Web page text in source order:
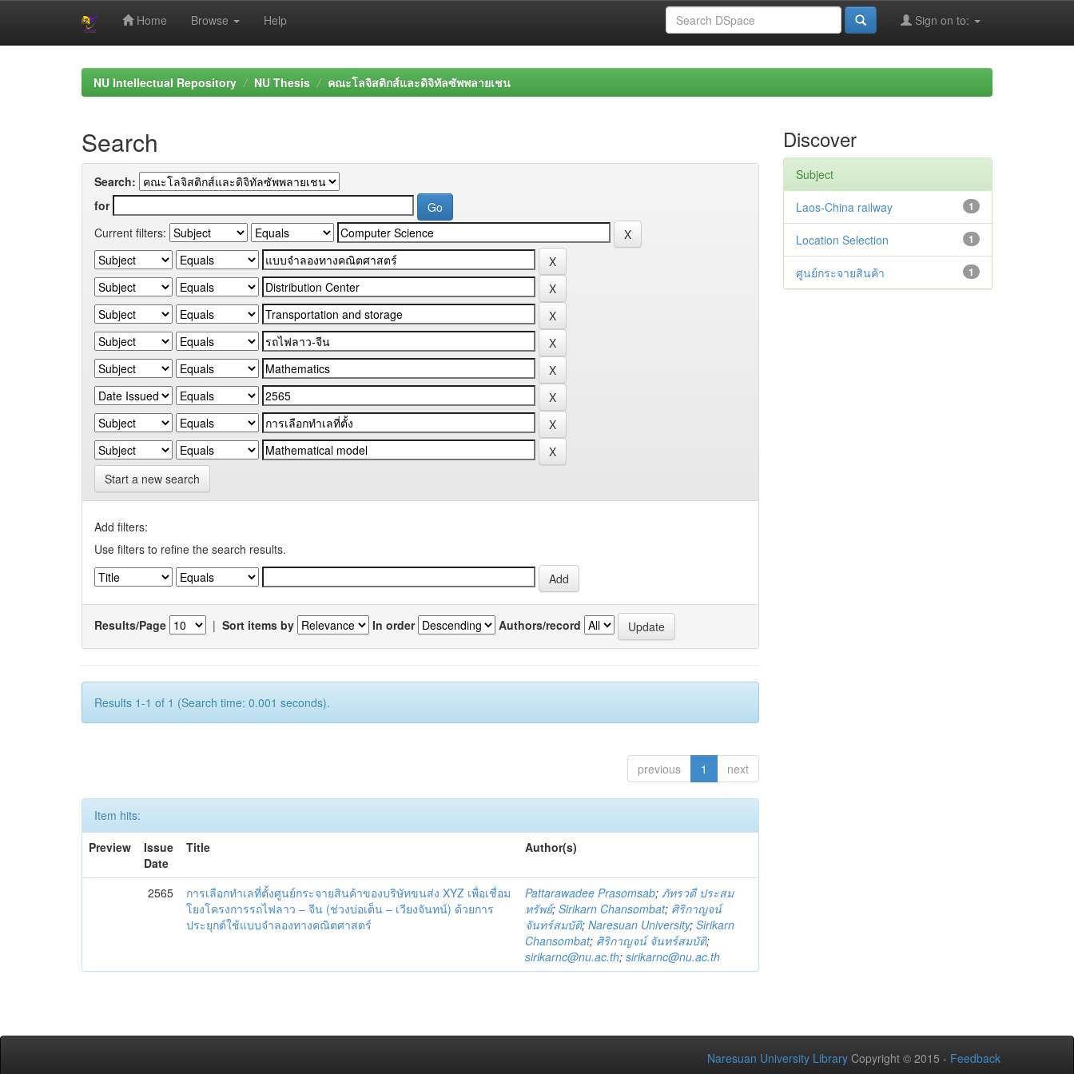
Home Browse Help Sign on to:
NU Intellectual Repository NU Thesis คณะโลจิสติกส์และดิจิทัลซัพพลายเชน
Search
Search:
for
Current filters:
Start a new search
Add filters:
Use filters to refine the search results.
Results/Page | Sort items by In order Authors/record
Results 1-1 of 1 (Search time: 0.001 seconds).
previous 1 next
Item hits:
Preview
Issue
Date
Title Author(s)
2565
การเลือกทำเลที่ตั้งศูนย์กระจายสินค้าของบริษัทขนส่ง XYZ เพื่อเชื่อม
โยงโครงการรถไฟลาว – จีน (ช่วงบ่อเต็น – เวียงจันทน์) ด้วยการ
ประยุกต์ใช้แบบจำลองทางคณิตศาสตร์
Pattarawadee Prasomsab; ภัทรวดี ประสม
ทรัพย์;Sirikarn Chansombat; ศิริกาญจน์
จันทร์สมบัติ;Naresuan University;Sirikarn
Chansombat; ศิริกาญจน์ จันทร์สมบัติ;
sirikarnc@nu.ac.th;sirikarnc@nu.ac.th
Discover
Subject
1
Laos-China railway
1
Location Selection
1
ศูนย์กระจายสินค้า
Naresuan University Library Copyright © 2015 - Feedback